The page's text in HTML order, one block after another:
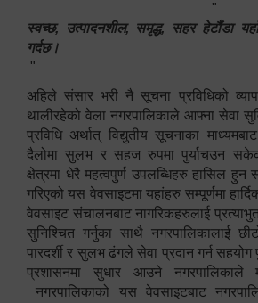
"
स्वच्छ, उत्पादनशील, समृद्ध, सहर हेटौंडा
गर्दछ।
"
अहिले संसार भरी नै सूचना प्रविधिको
थालीरहेको वेला नगरपालिकाले आफ्ना सेवा
प्रविधि अर्थात् विद्युतीय सूचनाका
दैलोमा सुलभ र सहज रुपमा पुर्याचउन
क्षेत्रमा धेरै महत्वपुर्ण उपलब्धिहरु हासिल हुन
गरिएको यस वेवसाइटमा यहांहरु सम्पूर्णमा
वेवसाइट संचालनबाट नागरिकहरुलाई
सुनिश्चित गर्नुका साथै नगरपालिकालाई
पारदर्शी र सुलभ ढंगले सेवा प्रदान गर्न
प्रशासनमा सुधार आउने
नगरपालिकाको यस वेवसाइटबाट